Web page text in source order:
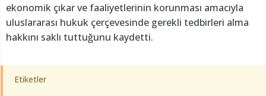
ekonomik çıkar ve faaliyetlerinin korunması amacıyla
uluslararası hukuk çerçevesinde gerekli tedbirleri alma
hakkını saklı tuttuğunu kaydetti.
Etiketler